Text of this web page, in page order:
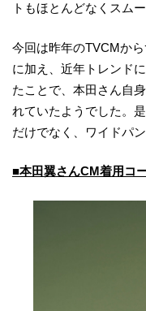
トもほとんどなくスム
今回は昨年のTVCMか
に加え、近年トレンド
たことで、本田さん自
れていたようでした。
だけでなく、ワイドパ
■本田翼さんCM着用コ